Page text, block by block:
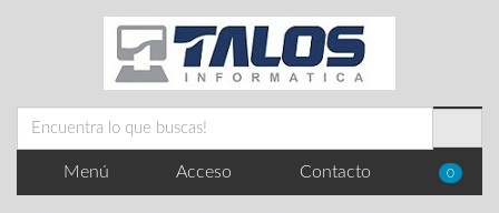
Menú Acceso Contacto 0